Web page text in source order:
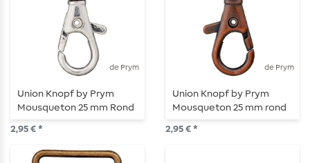
de Prym
Union Knopf by Prym
Mousqueton 25 mm Rond
Argenté
2,95 € *
de Prym
Union Knopf by Prym
Mousqueton 25 mm rond
Cuivre (ou Rose Gold)
2,95 € *